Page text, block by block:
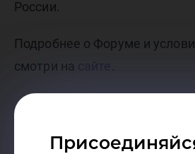
России.
Подробнее о Форуме и
смотри на